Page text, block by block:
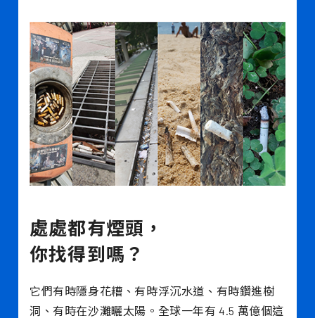
處處都有煙頭，
你找得到嗎？
它們有時隱身花糟、有時浮沉水道、有時鑽進樹
洞、有時在沙灘曬太陽。全球一年有 4.5 萬億個這